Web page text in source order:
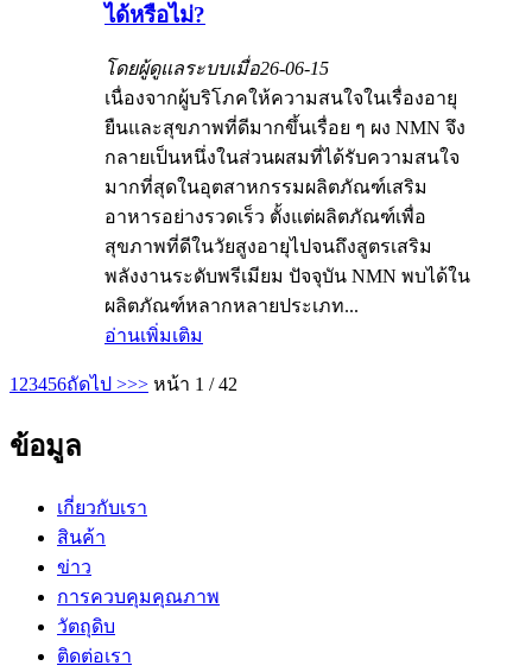
ได้หรือไม่?
โดยผู้ดูแลระบบเมื่อ26-06-15
เนื่องจากผู้บริโภคให้ความสนใจในเรื่องอายุ
ยืนและสุขภาพที่ดีมากขึ้นเรื่อย ๆ ผง NMN จึง
กลายเป็นหนึ่งในส่วนผสมที่ได้รับความสนใจ
มากที่สุดในอุตสาหกรรมผลิตภัณฑ์เสริม
อาหารอย่างรวดเร็ว ตั้งแต่ผลิตภัณฑ์เพื่อ
สุขภาพที่ดีในวัยสูงอายุไปจนถึงสูตรเสริม
พลังงานระดับพรีเมียม ปัจจุบัน NMN พบได้ใน
ผลิตภัณฑ์หลากหลายประเภท...
อ่านเพิ่มเติม
123456ถัดไป >>> หน้า 1 / 42
ข้อมูล
เกี่ยวกับเรา
สินค้า
ข่าว
การควบคุมคุณภาพ
วัตถุดิบ
ติดต่อเรา